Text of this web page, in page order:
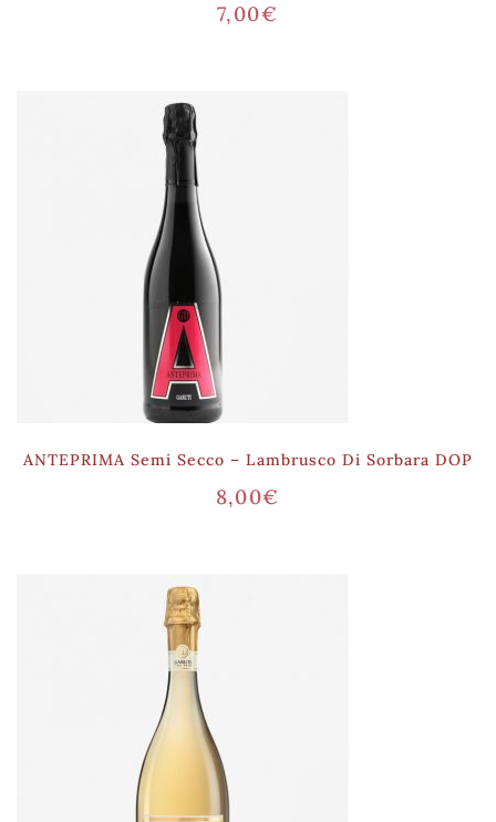
7,00€
ANTEPRIMA Semi Secco – Lambrusco Di Sorbara DOP
8,00€